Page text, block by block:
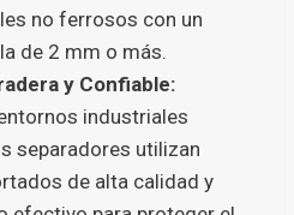
no ferrosos con un
de 2 mm o más.
y Confiable:
industriales
separadores utilizan
de alta calidad y